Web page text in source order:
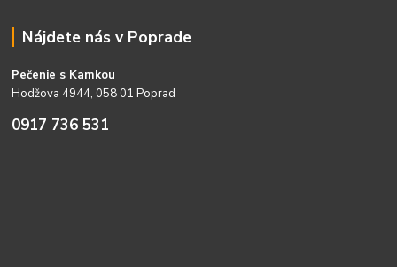
Nájdete nás v Poprade
Pečenie s Kamkou
Hodžova 4944, 058 01 Poprad
0917 736 531